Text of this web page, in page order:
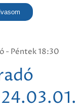
- Péntek 18:30